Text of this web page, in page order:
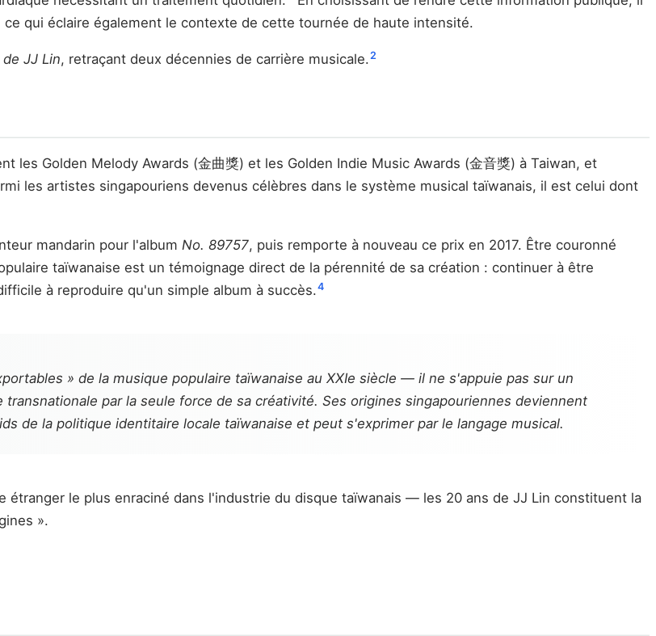
qui éclaire également le contexte de cette tournée de haute intensité.
JJ Lin, retraçant deux décennies de carrière musicale.2
les Golden Melody Awards (金曲獎) et les Golden Indie Music Awards (金音獎) à Taiwan, et
les artistes singapouriens devenus célèbres dans le système musical taïwanais, il est celui dont
mandarin pour l'album No. 89757, puis remporte à nouveau ce prix en 2017. Être couronné
taïwanaise est un témoignage direct de la pérennité de sa création : continuer à être
à reproduire qu'un simple album à succès.4
» de la musique populaire taïwanaise au XXIe siècle — il ne s'appuie pas sur un
par la seule force de sa créativité. Ses origines singapouriennes deviennent
de la politique identitaire locale taïwanaise et peut s'exprimer par le langage musical.
étranger le plus enraciné dans l'industrie du disque taïwanais — les 20 ans de JJ Lin constituent la
».